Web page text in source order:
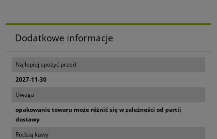
Dodatkowe informacje
Najlepiej spożyć przed
2027-11-30
Uwaga
opakowanie towaru może różnić się w zależności od partii
dostawy
Rodzaj kawy